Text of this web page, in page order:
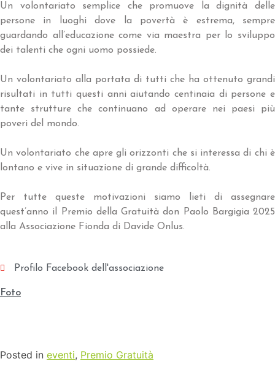
Un volontariato semplice che promuove la dignità delle
persone in luoghi dove la povertà è estrema, sempre
guardando all’educazione come via maestra per lo sviluppo
dei talenti che ogni uomo possiede.
Un volontariato alla portata di tutti che ha ottenuto grandi
risultati in tutti questi anni aiutando centinaia di persone e
tante strutture che continuano ad operare nei paesi più
poveri del mondo.
Un volontariato che apre gli orizzonti che si interessa di chi è
lontano e vive in situazione di grande difficoltà.
Per tutte queste motivazioni siamo lieti di assegnare
quest’anno il Premio della Gratuità don Paolo Bargigia 2025
alla Associazione Fionda di Davide Onlus.
Profilo Facebook dell'associazione
Foto
Posted in eventi, Premio Gratuità